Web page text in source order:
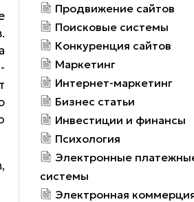
Продвижение сайтов
Поисковые системы
Конкуренция сайтов
Маркетинг
Интернет-маркетинг
Бизнес статьи
Инвестиции и финансы
Психология
Электронные
системы
Электронная